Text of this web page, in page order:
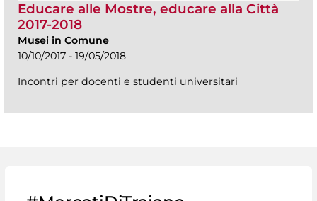
Educare alle Mostre, educare alla Città
2017-2018
Musei in Comune
10/10/2017 - 19/05/2018
Incontri per docenti e studenti universitari